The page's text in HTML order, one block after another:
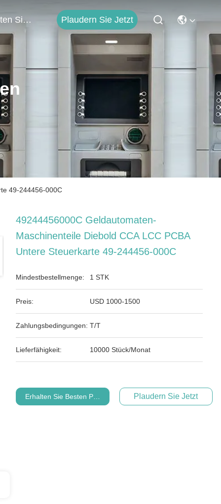
Treten Sie Mit Uns In Verbindung Plaudern Sie Jetzt
49-244456-000C
49244456000C Geldautomaten-
Maschinenteile Diebold CCA LCC PCBA
Untere Steuerkarte 49-244456-000C
Mindestbestellmenge: 1 STK
Preis: USD 1000-1500
Zahlungsbedingungen: T/T
Lieferfähigkeit: 10000 Stück/Monat
Erhalten Sie Besten Preis Plaudern Sie Jetzt